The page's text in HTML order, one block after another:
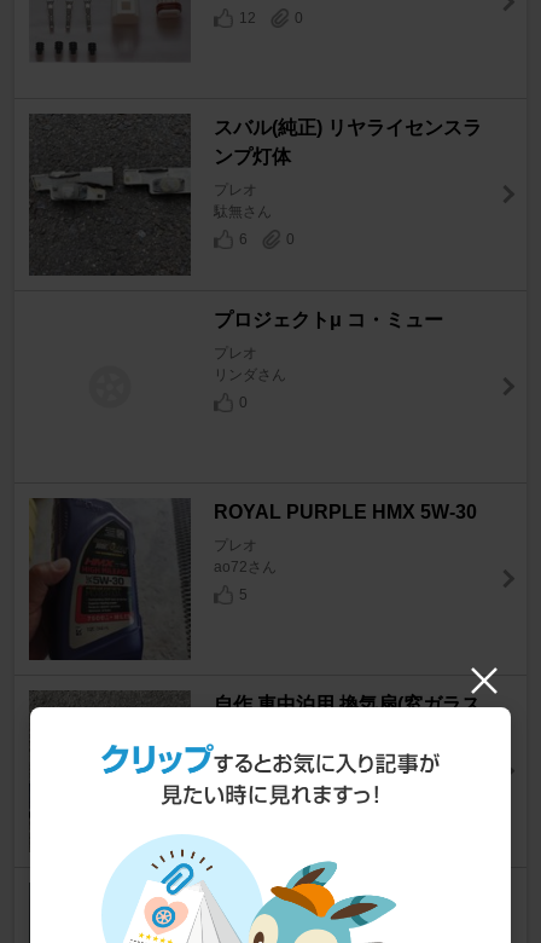
12
0
スバル(純正) リヤライセンスラ
ンプ灯体
プレオ
駄無さん
6
0
プロジェクトμ コ・ミュー
プレオ
リンダさん
0
ROYAL PURPLE HMX 5W-30
プレオ
ao72さん
5
自作 車中泊用 換気扇(窓ガラス
プレオ
もち@ zc6さん
純正 マップランプ＆ルームラン
プ同時点灯加工